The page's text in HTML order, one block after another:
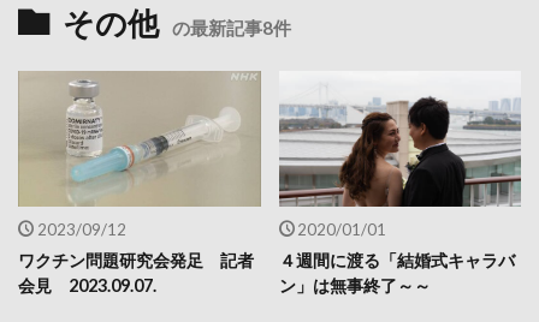
その他 の最新記事8件
2023/09/12
ワクチン問題研究会発足 記者
会見 2023.09.07.
2020/01/01
４週間に渡る「結婚式キャラバ
ン」は無事終了～～